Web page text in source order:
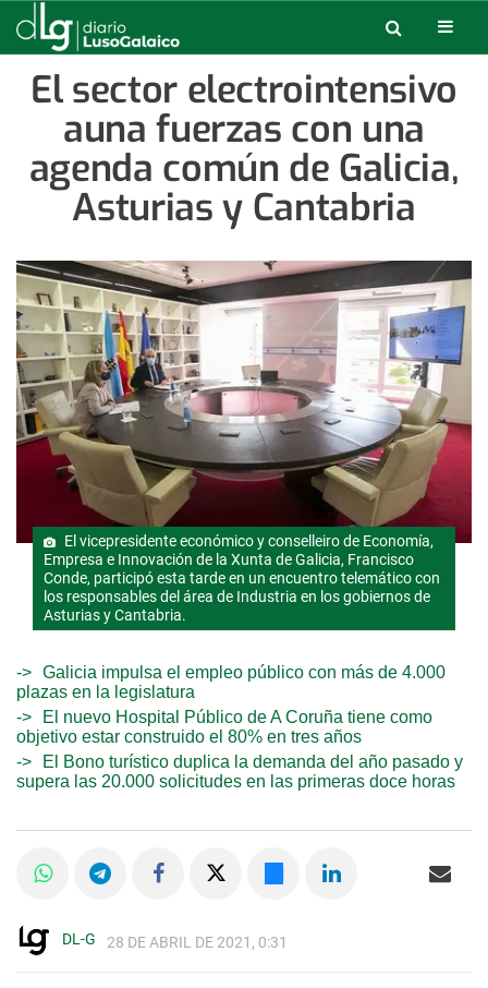
El sector electrointensivo
auna fuerzas con una
agenda común de Galicia,
Asturias y Cantabria
El vicepresidente económico y conselleiro de Economía,
Empresa e Innovación de la Xunta de Galicia, Francisco
Conde, participó esta tarde en un encuentro telemático con
los responsables del área de Industria en los gobiernos de
Asturias y Cantabria.
Galicia impulsa el empleo público con más de 4.000
plazas en la legislatura
El nuevo Hospital Público de A Coruña tiene como
objetivo estar construido el 80% en tres años
El Bono turístico duplica la demanda del año pasado y
supera las 20.000 solicitudes en las primeras doce horas
DL-G 28 DE ABRIL DE 2021, 0:31